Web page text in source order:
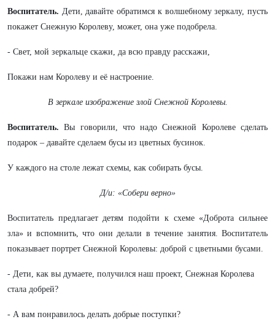
Воспитатель. Дети, давайте обратимся к волшебному зеркалу, пусть
покажет Снежную Королеву, может, она уже подобрела.
- Свет, мой зеркальце скажи, да всю правду расскажи,
Покажи нам Королеву и её настроение.
В зеркале изображение злой Снежной Королевы.
Воспитатель. Вы говорили, что надо Снежной Королеве сделать
подарок – давайте сделаем бусы из цветных бусинок.
У каждого на столе лежат схемы, как собирать бусы.
Д/и: «Собери верно»
Воспитатель предлагает детям подойти к схеме «Доброта сильнее
зла» и вспомнить, что они делали в течение занятия. Воспитатель
показывает портрет Снежной Королевы: доброй с цветными бусами.
- Дети, как вы думаете, получился наш проект, Снежная Королева
стала добрей?
- А вам понравилось делать добрые поступки?